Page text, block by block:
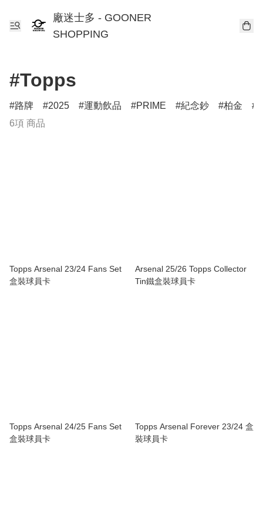
廠迷士多 - GOONER
SHOPPING
#Topps
路牌 2025 運動飲品 PRIME 紀念鈔 柏金
6項 商品
Topps Arsenal 23/24 Fans Set
盒裝球員卡
Arsenal 25/26 Topps Collector
Tin鐵盒裝球員卡
Topps Arsenal 24/25 Fans Set
盒裝球員卡
Topps Arsenal Forever 23/24 盒
裝球員卡